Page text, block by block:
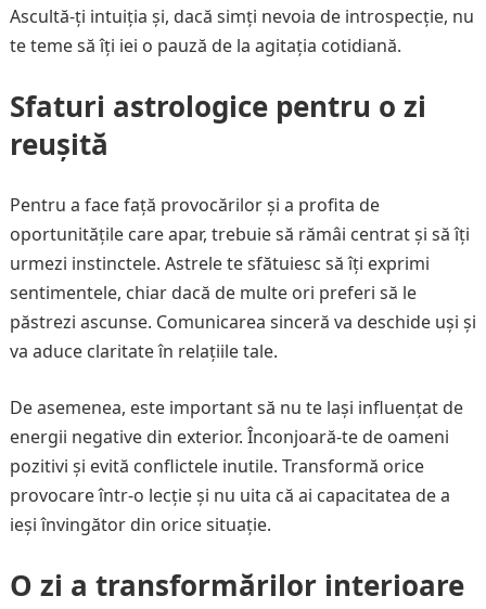
Ascultă-ți intuiția și, dacă simți nevoia de introspecție, nu
te teme să îți iei o pauză de la agitația cotidiană.
Sfaturi astrologice pentru o zi
reușită
Pentru a face față provocărilor și a profita de
oportunitățile care apar, trebuie să rămâi centrat și să îți
urmezi instinctele. Astrele te sfătuiesc să îți exprimi
sentimentele, chiar dacă de multe ori preferi să le
păstrezi ascunse. Comunicarea sinceră va deschide uși și
va aduce claritate în relațiile tale.
De asemenea, este important să nu te lași influențat de
energii negative din exterior. Înconjoară-te de oameni
pozitivi și evită conflictele inutile. Transformă orice
provocare într-o lecție și nu uita că ai capacitatea de a
ieși învingător din orice situație.
O zi a transformărilor interioare